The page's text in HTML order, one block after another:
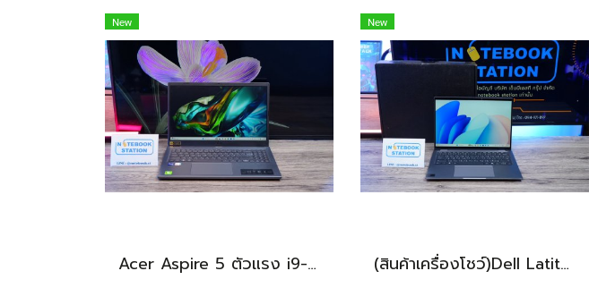
New
Acer Aspire 5 ตัวแรง i9-13900H Ram16 512GB M.2 จอ15.6นิ้ว FHD IPS สเปคสูงทำงานเก่ง ดีไซน์สวยเรียบหรูดูทันสมัย เครื่องพร้อมใช้งานในราคาสุดคุ้มเพียง 19,990.-เท่านั้น
New
(สินค้าเครื่องโชว์)Dell Latitude 7450 2-in-1 ทัชกรีนหมุนจอได้ Ultra7-155U RAM16 SSD512GB จอ14 FHD+ สเปคสูง ทำงานเก่ง มีไฟใต้คีย์บอร์ด เครื่องสวยบางเบา ประกันศูนย์2029 ลดราคาพิเศษจากปกติ 38,990 .- ลดเหลือ 36,990.-